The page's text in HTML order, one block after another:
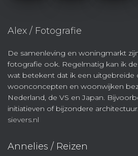
Alex / Fotografie
De samenleving en woningmarkt
fotografie ook. Regelmatig kan ik
wat betekent dat ik een uitgebreide
woonconcepten en woonwijken
Nederland, de VS en Japan.
initiatieven of bijzondere architectuur.
sievers.nl
Annelies / Reizen